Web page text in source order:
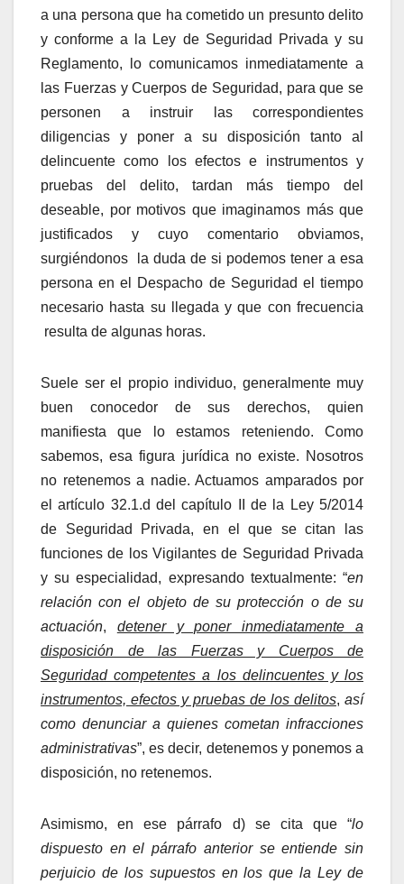
a una persona que ha cometido un presunto delito
y conforme a la Ley de Seguridad Privada y su
Reglamento, lo comunicamos inmediatamente a
las Fuerzas y Cuerpos de Seguridad, para que se
personen a instruir las correspondientes
diligencias y poner a su disposición tanto al
delincuente como los efectos e instrumentos y
pruebas del delito, tardan más tiempo del
deseable, por motivos que imaginamos más que
justificados y cuyo comentario obviamos,
surgiéndonos la duda de si podemos tener a esa
persona en el Despacho de Seguridad el tiempo
necesario hasta su llegada y que con frecuencia
resulta de algunas horas.
Suele ser el propio individuo, generalmente muy
buen conocedor de sus derechos, quien
manifiesta que lo estamos reteniendo. Como
sabemos, esa figura jurídica no existe. Nosotros
no retenemos a nadie. Actuamos amparados por
el artículo 32.1.d del capítulo II de la Ley 5/2014
de Seguridad Privada, en el que se citan las
funciones de los Vigilantes de Seguridad Privada
y su especialidad, expresando textualmente: “en
relación con el objeto de su protección o de su
actuación, detener y poner inmediatamente a
disposición de las Fuerzas y Cuerpos de
Seguridad competentes a los delincuentes y los
instrumentos, efectos y pruebas de los delitos, así
como denunciar a quienes cometan infracciones
administrativas”, es decir, detenemos y ponemos a
disposición, no retenemos.
Asimismo, en ese párrafo d) se cita que “lo
dispuesto en el párrafo anterior se entiende sin
perjuicio de los supuestos en los que la Ley de